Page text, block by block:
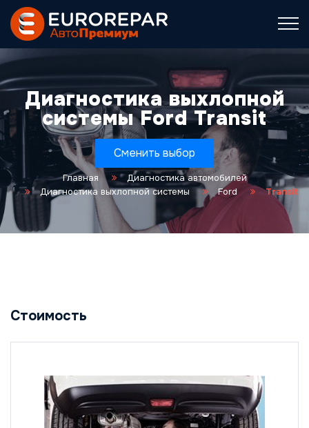
Диагностика выхлопной
системы Ford Transit
Сменить выбор
Главная
Диагностика автомобилей
Диагностика выхлопной системы
Ford Transit
Стоимость